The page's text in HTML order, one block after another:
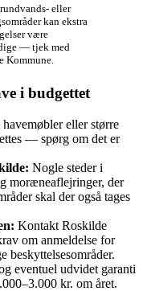
eller
kan ekstra
være
— tjek med
Kommune.
i budgettet
havemøbler eller større
— spørg om det er
Nogle steder i
moræneaflejringer, der
skal der også tages
Kontakt Roskilde
om anmeldelse for
beskyttelsesområder.
eventuel udvidet garanti
kr. om året.